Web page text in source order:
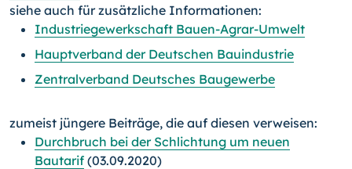
siehe auch für zusätzliche Informationen:
Industriegewerkschaft Bauen-Agrar-Umwelt
Hauptverband der Deutschen Bauindustrie
Zentralverband Deutsches Baugewerbe
zumeist jüngere Beiträge, die auf diesen verweisen:
Durchbruch bei der Schlichtung um neuen
Bautarif (03.09.2020)